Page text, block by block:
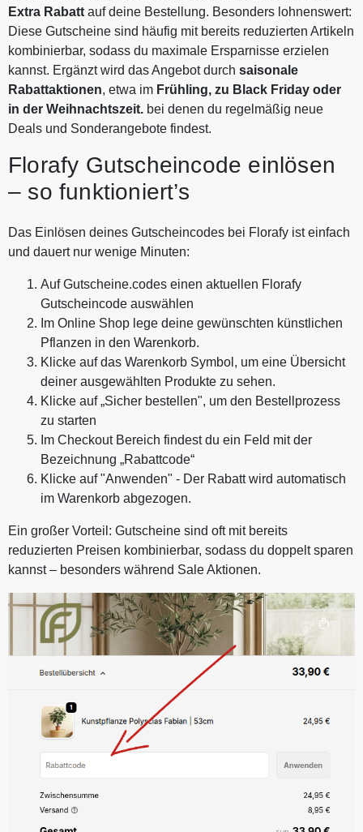
Extra Rabatt auf deine Bestellung. Besonders lohnenswert:
Diese Gutscheine sind häufig mit bereits reduzierten Artikeln
kombinierbar, sodass du maximale Ersparnisse erzielen
kannst. Ergänzt wird das Angebot durch saisonale
Rabattaktionen, etwa im Frühling, zu Black Friday oder
in der Weihnachtszeit. bei denen du regelmäßig neue
Deals und Sonderangebote findest.
Florafy Gutscheincode einlösen
– so funktioniert’s
Das Einlösen deines Gutscheincodes bei Florafy ist einfach
und dauert nur wenige Minuten:
Auf Gutscheine.codes einen aktuellen Florafy
Gutscheincode auswählen
Im Online Shop lege deine gewünschten künstlichen
Pflanzen in den Warenkorb.
Klicke auf das Warenkorb Symbol, um eine Übersicht
deiner ausgewählten Produkte zu sehen.
Klicke auf „Sicher bestellen", um den Bestellprozess
zu starten
Im Checkout Bereich findest du ein Feld mit der
Bezeichnung „Rabattcode“
Klicke auf "Anwenden" - Der Rabatt wird automatisch
im Warenkorb abgezogen.
Ein großer Vorteil: Gutscheine sind oft mit bereits
reduzierten Preisen kombinierbar, sodass du doppelt sparen
kannst – besonders während Sale Aktionen.